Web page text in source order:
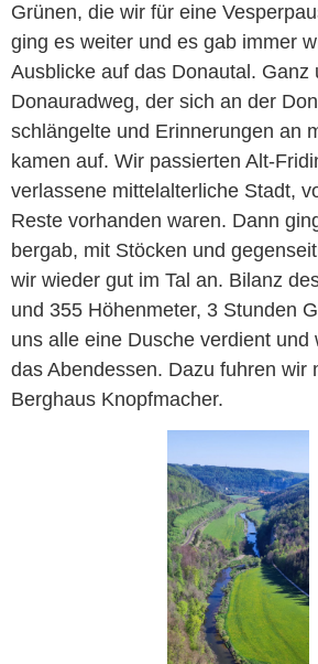
Grünen, die wir für eine
ging es weiter und es gab immer
Ausblicke auf das Donautal. Ganz
Donauradweg, der sich an der
schlängelte und Erinnerungen an
kamen auf. Wir passierten Alt-
verlassene mittelalterliche Stadt,
Reste vorhanden waren. Dann
bergab, mit Stöcken und
wir wieder gut im Tal an. Bilanz
und 355 Höhenmeter, 3 Stunden
uns alle eine Dusche verdient und
das Abendessen. Dazu fuhren wir
Berghaus Knopfmacher.